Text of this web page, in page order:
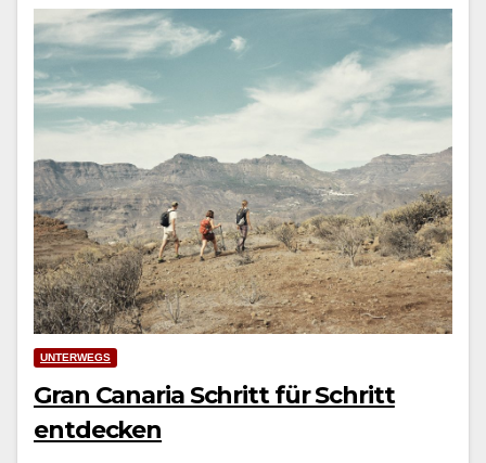
UNTERWEGS
Gran Canaria Schritt für Schritt
entdecken